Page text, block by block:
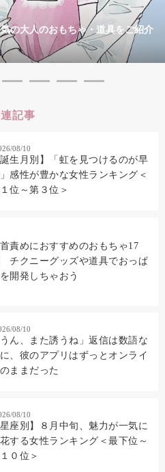
の大人のおもちゃ・道具をご紹介
記事
08/10
誕生月別】「虹を見つけるのが早
感性が豊かな女性ランキング＜
位～第３位＞
責めにおすすめのおもちゃ17
チクニーグッズや道具でおっぱ
開発しちゃおう
08/10
うん、また誘うね」返信は数語な
、彼のアプリはずっとオンライ
ままだった
08/10
星座別】８月中旬、魅力が一気に
する女性ランキング＜最下位～
０位＞